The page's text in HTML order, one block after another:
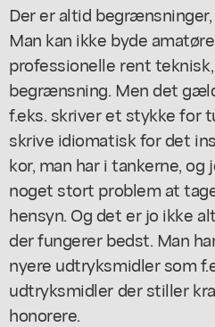
Der er altid
Man kan ikke byde
professionelle rent
begrænsning. Men det
f.eks. skriver et stykke for
skrive idiomatisk for det
kor, man har i tankerne,
noget stort problem at
hensyn. Og det er jo ikke
der fungerer bedst. Man
nyere udtryksmidler som
udtryksmidler der stiller
honorere.